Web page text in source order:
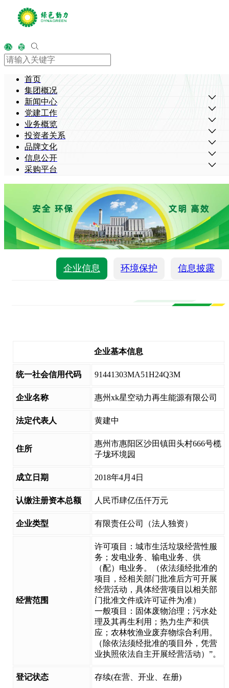
EN 繁
首页
集团概况
新闻中心
党建工作
业务概览
投资者关系
品牌文化
信息公开
采购平台
企业信息 环境保护 信息披露
企业基本信息
统一社会信用代码 91441303MA51H24Q3M
企业名称 惠州xk星空动力再生能源有限公司
法定代表人 黄建中
住所
惠州市惠阳区沙田镇田头村666号榄
子垅环境园
成立日期 2018年4月4日
认缴注册资本总额 人民币肆亿伍仟万元
企业类型 有限责任公司（法人独资）
经营范围
许可项目：城市生活垃圾经营性服
务；发电业务、输电业务、供
（配）电业务。（依法须经批准的
项目，经相关部门批准后方可开展
经营活动，具体经营项目以相关部
门批准文件或许可证件为准）
一般项目：固体废物治理；污水处
理及其再生利用；热力生产和供
应；农林牧渔业废弃物综合利用。
（除依法须经批准的项目外，凭营
业执照依法自主开展经营活动）”。
登记状态 存续(在营、开业、在册)